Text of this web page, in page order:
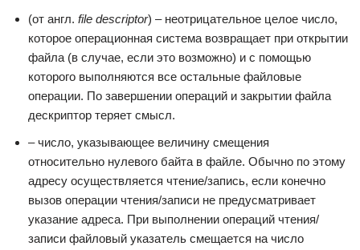
(от англ. file descriptor) – неотрицательное целое число,
которое операционная система возвращает при открытии
файла (в случае, если это возможно) и с помощью
которого выполняются все остальные файловые
операции. По завершении операций и закрытии файла
дескриптор теряет смысл.
– число, указывающее величину смещения
относительно нулевого байта в файле. Обычно по этому
адресу осуществляется чтение/запись, если конечно
вызов операции чтения/записи не предусматривает
указание адреса. При выполнении операций чтения/
записи файловый указатель смещается на число